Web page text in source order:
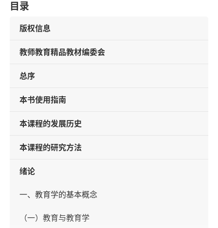
目录
版权信息
教师教育精品教材编委会
总序
本书使用指南
本课程的发展历史
本课程的研究方法
绪论
一、教育学的基本概念
（一）教育与教育学